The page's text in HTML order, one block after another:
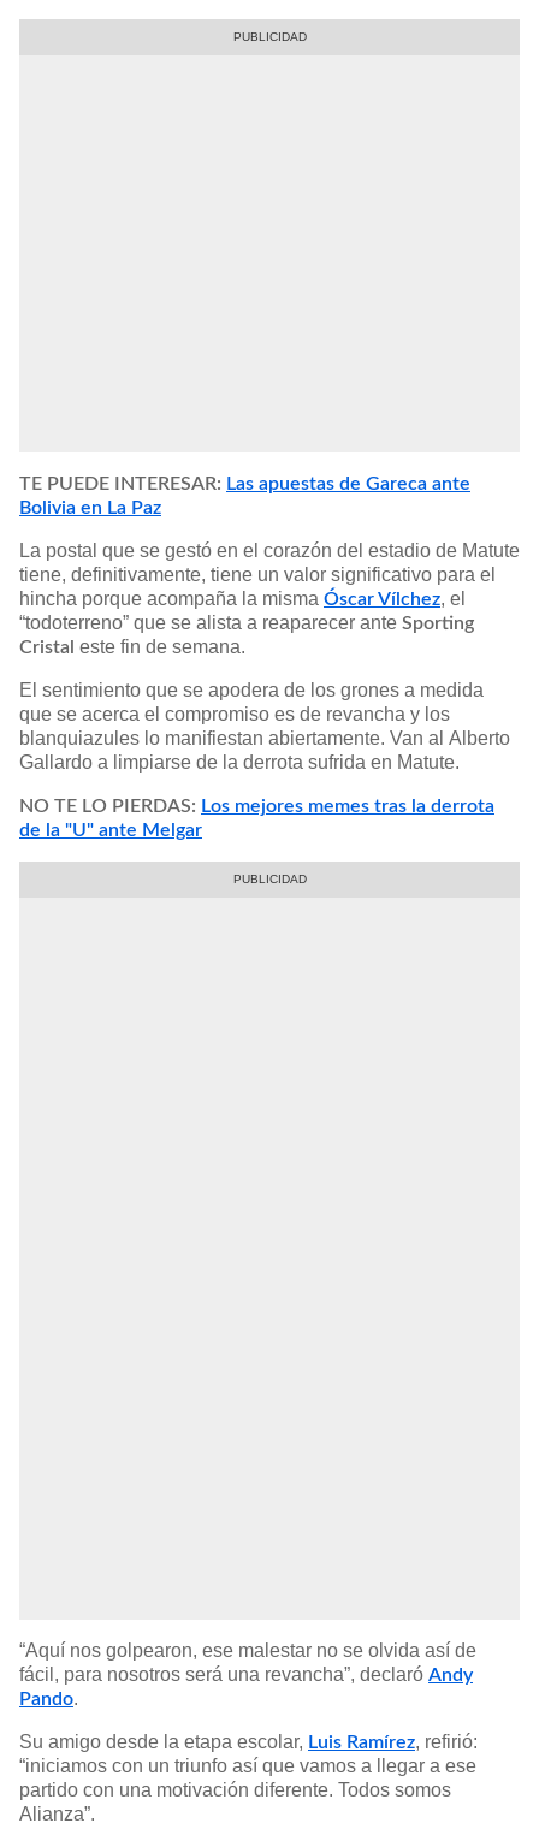
TE PUEDE INTERESAR: Las apuestas de Gareca ante
Bolivia en La Paz
La postal que se gestó en el corazón del estadio de Matute
tiene, definitivamente, tiene un valor significativo para el
hincha porque acompaña la misma Óscar Vílchez, el
“todoterreno” que se alista a reaparecer ante Sporting
Cristal este fin de semana.
El sentimiento que se apodera de los grones a medida
que se acerca el compromiso es de revancha y los
blanquiazules lo manifiestan abiertamente. Van al Alberto
Gallardo a limpiarse de la derrota sufrida en Matute.
NO TE LO PIERDAS: Los mejores memes tras la derrota
de la "U" ante Melgar
“Aquí nos golpearon, ese malestar no se olvida así de
fácil, para nosotros será una revancha”, declaró Andy
Pando.
Su amigo desde la etapa escolar, Luis Ramírez, refirió:
“iniciamos con un triunfo así que vamos a llegar a ese
partido con una motivación diferente. Todos somos
Alianza”.